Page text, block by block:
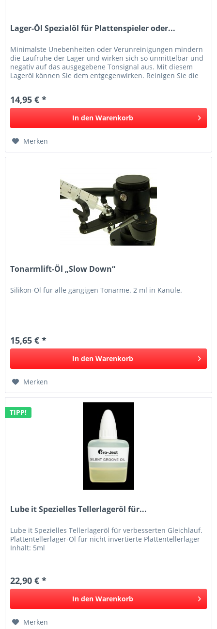
Lager-Öl Spezialöl für Plattenspieler oder...
Minimalste Unebenheiten oder Verunreinigungen mindern
die Laufruhe der Lager und wirken sich so unmittelbar und
negativ auf das ausgegebene Tonsignal aus. Mit diesem
Lageröl können Sie dem entgegenwirken. Reinigen Sie die
14,95 € *
In den Warenkorb
Merken
Tonarmlift-Öl „Slow Down“
Silikon-Öl für alle gängigen Tonarme. 2 ml in Kanüle.
15,65 € *
In den Warenkorb
Merken
TIPP!
Lube it Spezielles Tellerlageröl für...
Lube it Spezielles Tellerlageröl für verbesserten Gleichlauf.
Plattentellerlager-Öl für nicht invertierte Plattentellerlager
Inhalt: 5ml
22,90 € *
In den Warenkorb
Merken